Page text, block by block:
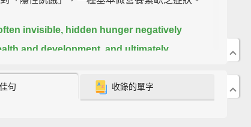
invisible, hidden hunger negatively
and development, and ultimately,
suffers from hidden hunger, mostly in
句 收錄的單字